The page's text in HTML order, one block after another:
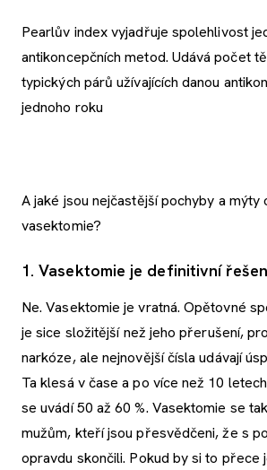
Pearlův index vyjadřuje spolehlivost
antikoncepčních metod. Udává počet
typických párů užívajících danou
jednoho roku
A jaké jsou nejčastější pochyby a mýty
vasektomie?
1. Vasektomie je definitivní
Ne. Vasektomie je vratná. Opětovné
je sice složitější než jeho přerušení,
narkóze, ale nejnovější čísla udávají
Ta klesá v čase a po více než 10
se uvádí 50 až 60 %. Vasektomie se
mužům, kteří jsou přesvědčeni, že s
opravdu skončili. Pokud by si to přece